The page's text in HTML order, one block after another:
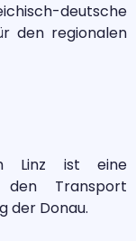
deutsche
den regionalen
Linz ist eine
Transport
der Donau.